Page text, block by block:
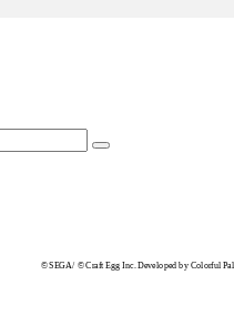
© SEGA / © Craft Egg Inc. Developed by Colorful